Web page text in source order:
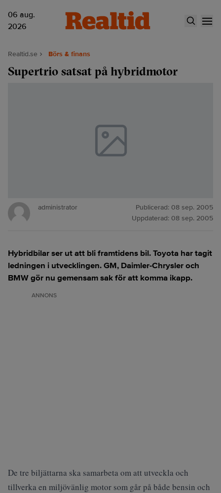
06 aug.
2026
Realtid.se Börs & finans
Supertrio satsat på hybridmotor
administrator Publicerad: 08 sep. 2005
Uppdaterad: 08 sep. 2005
Hybridbilar ser ut att bli framtidens bil. Toyota har tagit
ledningen i utvecklingen. GM, Daimler-Chrysler och
BMW gör nu gemensam sak för att komma ikapp.
ANNONS
De tre biljättarna ska samarbeta om att utveckla och
tillverka en miljövänlig motor som går på både bensin och